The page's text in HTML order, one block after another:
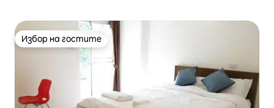
Избор на гостите
Избор на гостите